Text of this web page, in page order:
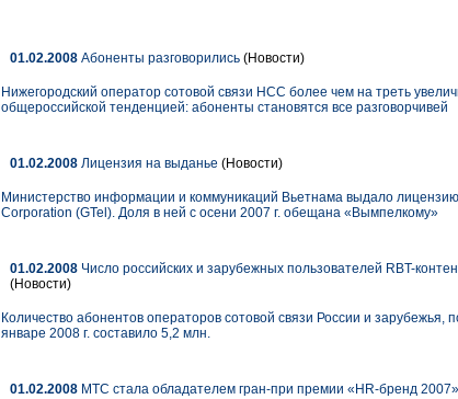
01.02.2008 Абоненты разговорились (Новости)
Нижегородский оператор сотовой связи НСС более чем на треть
общероссийской тенденцией: абоненты становятся все разговорчивей
01.02.2008 Лицензия на выданье (Новости)
Министерство информации и коммуникаций Вьетнама выдало
Corporation (GTel). Доля в ней с осени 2007 г. обещана «Вымпелкому»
01.02.2008 Число российских и зарубежных пользователей RBT-
(Новости)
Количество абонентов операторов сотовой связи России и
январе 2008 г. составило 5,2 млн.
01.02.2008 МТС стала обладателем гран-при премии «HR-бренд 2007»